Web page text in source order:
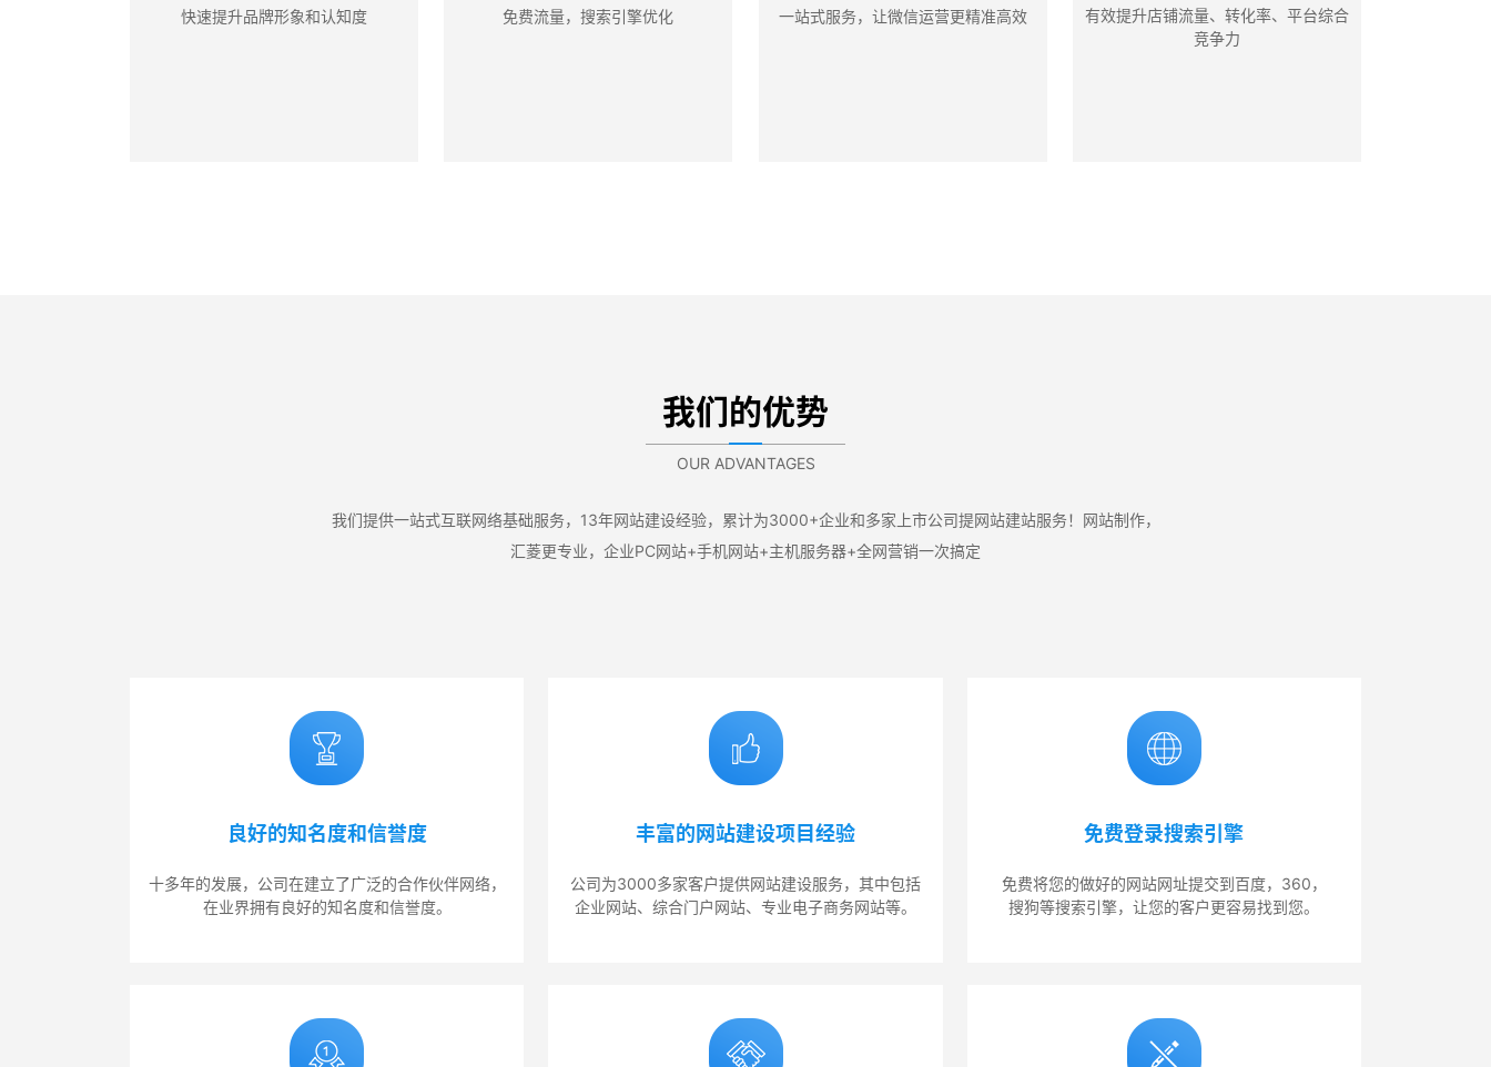
快速提升品牌形象和认知度 免费流量，搜索引擎优化 一站式服务，让微信运营更精准高效
有效提升店铺流量、转化率、平台综合
竞争力
我们的优势
OUR ADVANTAGES
我们提供一站式互联网络基础服务，13年网站建设经验，累计为3000+企业和多家上市公司提网站建站服务！网站制作，
汇菱更专业，企业PC网站+手机网站+主机服务器+全网营销一次搞定
良好的知名度和信誉度
十多年的发展，公司在建立了广泛的合作伙伴网络，
在业界拥有良好的知名度和信誉度。
丰富的网站建设项目经验
公司为3000多家客户提供网站建设服务，其中包括
企业网站、综合门户网站、专业电子商务网站等。
免费登录搜索引擎
免费将您的做好的网站网址提交到百度，360，
搜狗等搜索引擎，让您的客户更容易找到您。